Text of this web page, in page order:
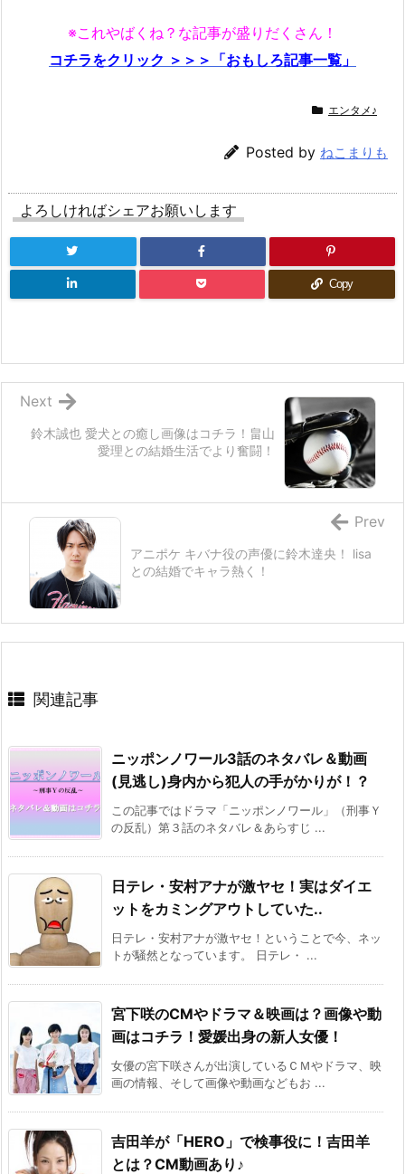
※これやばくね？な記事が盛りだくさん！
コチラをクリック ＞＞＞「おもしろ記事一覧」
エンタメ♪
Posted by ねこまりも
よろしければシェアお願いします
Copy
鈴木誠也 愛犬との癒し画像はコチラ！畠山
愛理との結婚生活でより奮闘！
Next
アニポケ キバナ役の声優に鈴木達央！ lisa
との結婚でキャラ熱く！
Prev
関連記事
ニッポンノワール3話のネタバレ＆動画
(見逃し)身内から犯人の手がかりが！？
この記事ではドラマ「ニッポンノワール」（刑事Ｙ
の反乱）第３話のネタバレ＆あらすじ ...
日テレ・安村アナが激ヤセ！実はダイエ
ットをカミングアウトしていた..
日テレ・安村アナが激ヤセ！ということで今、ネッ
トが騒然となっています。 日テレ・ ...
宮下咲のCMやドラマ＆映画は？画像や動
画はコチラ！愛媛出身の新人女優！
女優の宮下咲さんが出演しているＣＭやドラマ、映
画の情報、そして画像や動画などもお ...
吉田羊が「HERO」で検事役に！吉田羊
とは？CM動画あり♪